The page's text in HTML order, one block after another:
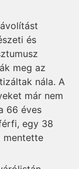
és
meg az
nála. A
már nem
66 éves
egy 38
mentette